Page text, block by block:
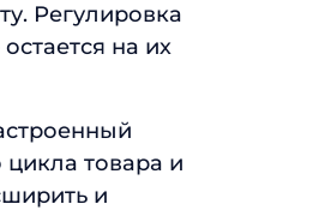
Регулировка
на их
цикла товара и
и